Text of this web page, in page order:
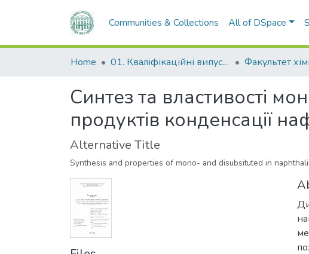
Communities & Collections All of DSpace
Home 01. Кваліфікаційні випускні роботи здобувачів вищої освіти
Синтез та властивості
продуктів конденсації
Alternative Title
Synthesis and properties of mono- and disubsituted in